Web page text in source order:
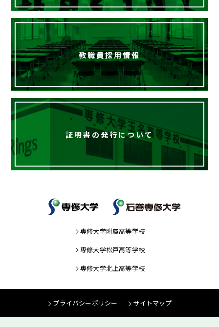
教職員採用情報
証明書の発行について
専修大学附属高等学校
専修大学松戸高等学校
専修大学北上高等学校
プライバシーポリシー サイトマップ